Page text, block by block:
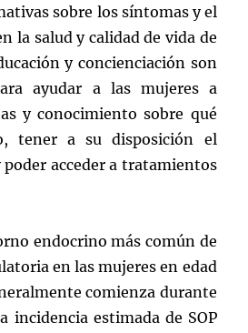
sobre los síntomas y el
la salud y calidad de vida de
y concienciación son
ayudar a las mujeres a
y conocimiento sobre qué
tener a su disposición el
poder acceder a tratamientos
endocrino más común de
en las mujeres en edad
comienza durante
incidencia estimada de SOP